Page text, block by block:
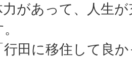
があって、人生
田に移住して良